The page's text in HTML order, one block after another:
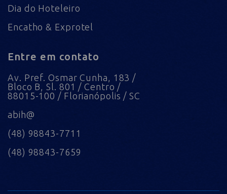
Dia do Hoteleiro
Encatho & Exprotel
Entre em contato
Av. Pref. Osmar Cunha, 183 /
Bloco B, Sl. 801 / Centro /
88015-100 / Florianópolis / SC
abih@
(48) 98843-7711
(48) 98843-7659